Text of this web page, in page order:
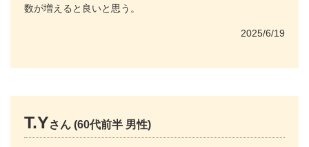
数が増えると良いと思う。
2025/6/19
T.Yさん (60代前半 男性)